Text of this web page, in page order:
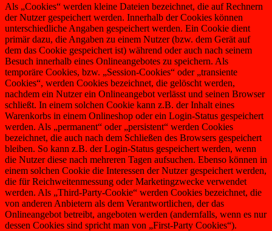
Als „Cookies“ werden kleine Dateien bezeichnet, die auf Rechnern
der Nutzer gespeichert werden. Innerhalb der Cookies können
unterschiedliche Angaben gespeichert werden. Ein Cookie dient
primär dazu, die Angaben zu einem Nutzer (bzw. dem Gerät auf
dem das Cookie gespeichert ist) während oder auch nach seinem
Besuch innerhalb eines Onlineangebotes zu speichern. Als
temporäre Cookies, bzw. „Session-Cookies“ oder „transiente
Cookies“, werden Cookies bezeichnet, die gelöscht werden,
nachdem ein Nutzer ein Onlineangebot verlässt und seinen Browser
schließt. In einem solchen Cookie kann z.B. der Inhalt eines
Warenkorbs in einem Onlineshop oder ein Login-Status gespeichert
werden. Als „permanent“ oder „persistent“ werden Cookies
bezeichnet, die auch nach dem Schließen des Browsers gespeichert
bleiben. So kann z.B. der Login-Status gespeichert werden, wenn
die Nutzer diese nach mehreren Tagen aufsuchen. Ebenso können in
einem solchen Cookie die Interessen der Nutzer gespeichert werden,
die für Reichweitenmessung oder Marketingzwecke verwendet
werden. Als „Third-Party-Cookie“ werden Cookies bezeichnet, die
von anderen Anbietern als dem Verantwortlichen, der das
Onlineangebot betreibt, angeboten werden (andernfalls, wenn es nur
dessen Cookies sind spricht man von „First-Party Cookies“).